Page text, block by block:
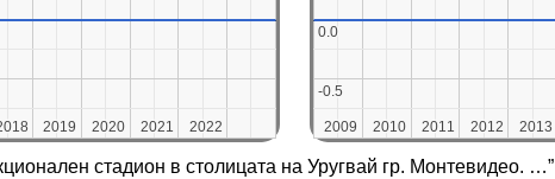
2019
2019 2020
2020 2021
2021 2022
2022 2009
2009 2010
2010 2011
2011 2012
2012 2013
2013
-0.5
-0.5
0.0
0.0
стадион в столицата на Уругвай гр. Монтевидео. …”